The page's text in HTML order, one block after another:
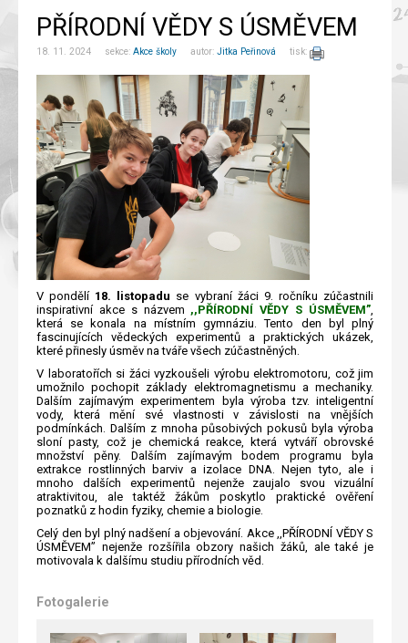
PŘÍRODNÍ VĚDY S ÚSMĚVEM
18. 11. 2024 sekce: Akce školy autor: Jitka Peřinová tisk:
V pondělí 18. listopadu se vybraní žáci 9. ročníku zúčastnili
inspirativní akce s názvem ,,PŘÍRODNÍ VĚDY S ÚSMĚVEM”,
která se konala na místním gymnáziu. Tento den byl plný
fascinujících vědeckých experimentů a praktických ukázek,
které přinesly úsměv na tváře všech zúčastněných.
V laboratořích si žáci vyzkoušeli výrobu elektromotoru, což jim
umožnilo pochopit základy elektromagnetismu a mechaniky.
Dalším zajímavým experimentem byla výroba tzv. inteligentní
vody, která mění své vlastnosti v závislosti na vnějších
podmínkách. Dalším z mnoha působivých pokusů byla výroba
sloní pasty, což je chemická reakce, která vytváří obrovské
množství pěny. Dalším zajímavým bodem programu byla
extrakce rostlinných barviv a izolace DNA. Nejen tyto, ale i
mnoho dalších experimentů nejenže zaujalo svou vizuální
atraktivitou, ale taktéž žákům poskytlo praktické ověření
poznatků z hodin fyziky, chemie a biologie.
Celý den byl plný nadšení a objevování. Akce ,,PŘÍRODNÍ VĚDY S
ÚSMĚVEM” nejenže rozšířila obzory našich žáků, ale také je
motivovala k dalšímu studiu přírodních věd.
Fotogalerie